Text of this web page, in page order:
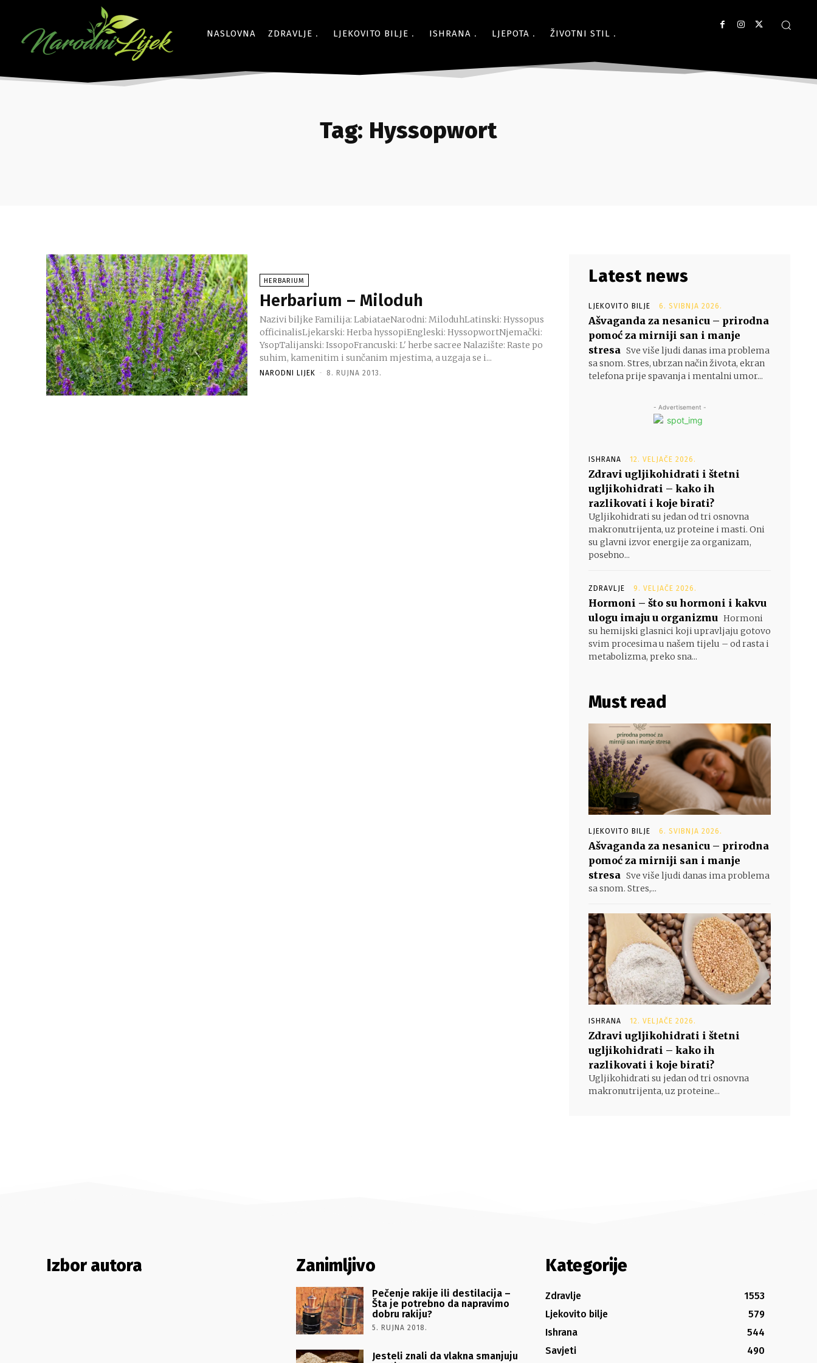
NASLOVNA ZDRAVLJE LJEKOVITO BILJE ISHRANA LJEPOTA ŽIVOTNI STIL
Tag: Hyssopwort
HERBARIUM
Herbarium – Miloduh
Nazivi biljke Familija: LabiataeNarodni: MiloduhLatinski: Hyssopus
officinalisLjekarski: Herba hyssopiEngleski: HyssopwortNjemački:
YsopTalijanski: IssopoFrancuski: L' herbe sacree Nalazište: Raste po
suhim, kamenitim i sunčanim mjestima, a uzgaja se i...
NARODNI LIJEK - 8. RUJNA 2013.
Latest news
LJEKOVITO BILJE 6. SVIBNJA 2026.
Ašvaganda za nesanicu – prirodna
pomoć za mirniji san i manje
stresa Sve više ljudi danas ima problema
sa snom. Stres, ubrzan način života, ekran
telefona prije spavanja i mentalni umor...
- Advertisement -
ISHRANA 12. VELJAČE 2026.
Zdravi ugljikohidrati i štetni
ugljikohidrati – kako ih
razlikovati i koje birati?
Ugljikohidrati su jedan od tri osnovna
makronutrijenta, uz proteine i masti. Oni
su glavni izvor energije za organizam,
posebno...
ZDRAVLJE 9. VELJAČE 2026.
Hormoni – što su hormoni i kakvu
ulogu imaju u organizmu Hormoni
su hemijski glasnici koji upravljaju gotovo
svim procesima u našem tijelu – od rasta i
metabolizma, preko sna...
Must read
LJEKOVITO BILJE 6. SVIBNJA 2026.
Ašvaganda za nesanicu – prirodna
pomoć za mirniji san i manje
stresa Sve više ljudi danas ima problema
sa snom. Stres,...
ISHRANA 12. VELJAČE 2026.
Zdravi ugljikohidrati i štetni
ugljikohidrati – kako ih
razlikovati i koje birati?
Ugljikohidrati su jedan od tri osnovna
makronutrijenta, uz proteine...
Izbor autora Zanimljivo
Pečenje rakije ili destilacija –
Šta je potrebno da napravimo
dobru rakiju?
5. RUJNA 2018.
Jesteli znali da vlakna smanjuju
Kategorije
Zdravlje
1553
Ljekovito bilje
579
Ishrana
544
Savjeti
490